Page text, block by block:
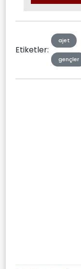
Etiketler:
ajet
gençler